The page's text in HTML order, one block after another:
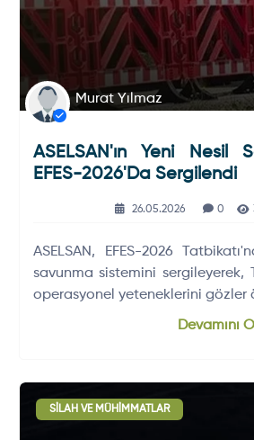
Murat Yılmaz
ASELSAN'ın Yeni Nesil
EFES-2026'da Sergilendi
26.05.2026 0
ASELSAN, EFES-2026
savunma sistemini sergileyerek,
operasyonel yeteneklerini gözler
Devamını
SILAH VE MÜHIMMATLAR